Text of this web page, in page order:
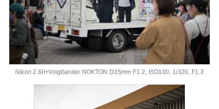
Nikon Z 6II+Voigtlander NOKTON D35mm F1.2, ISO100, 1/320, F1.3